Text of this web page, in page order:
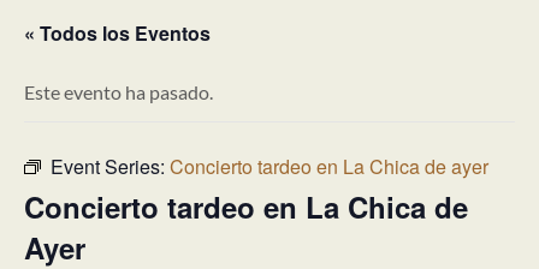
« Todos los Eventos
Este evento ha pasado.
Event Series: Concierto tardeo en La Chica de ayer
Concierto tardeo en La Chica de
Ayer